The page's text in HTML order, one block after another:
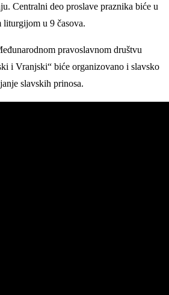
Centralni deo proslave praznika biće u
liturgijom u 9 časova.
pravoslavnom društvu
i Vranjski“ biće organizovano i slavsko
slavskih prinosa.